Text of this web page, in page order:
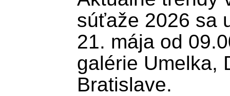
súťaže 2026 sa
21. mája od
galérie Umelka,
Bratislave.